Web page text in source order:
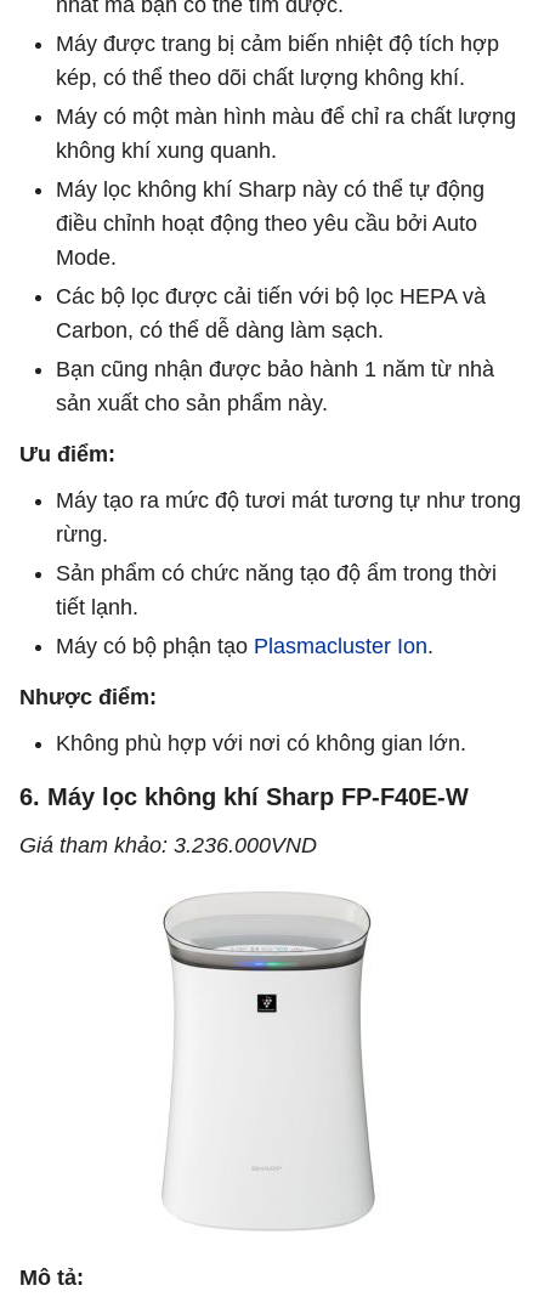
nhất mà bạn có thể tìm được.
Máy được trang bị cảm biến nhiệt độ tích hợp
kép, có thể theo dõi chất lượng không khí.
Máy có một màn hình màu để chỉ ra chất lượng
không khí xung quanh.
Máy lọc không khí Sharp này có thể tự động
điều chỉnh hoạt động theo yêu cầu bởi Auto
Mode.
Các bộ lọc được cải tiến với bộ lọc HEPA và
Carbon, có thể dễ dàng làm sạch.
Bạn cũng nhận được bảo hành 1 năm từ nhà
sản xuất cho sản phẩm này.
Ưu điểm:
Máy tạo ra mức độ tươi mát tương tự như trong
rừng.
Sản phẩm có chức năng tạo độ ẩm trong thời
tiết lạnh.
Máy có bộ phận tạo Plasmacluster Ion.
Nhược điểm:
Không phù hợp với nơi có không gian lớn.
6. Máy lọc không khí Sharp FP-F40E-W
Giá tham khảo: 3.236.000VND
Mô tả: